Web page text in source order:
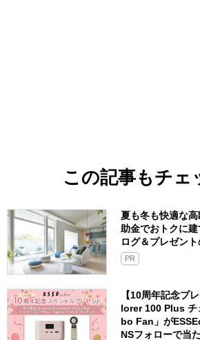
この記事もチェ
夏も冬も快適な
助金でおトクに
ログ＆プレゼン
PR
【10周年記念プ
lorer 100 Plus チ
bo Fan」が
NSフォローで当